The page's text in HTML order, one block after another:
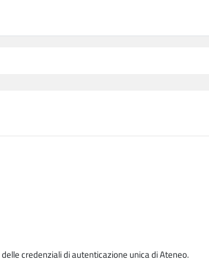
credenziali di autenticazione unica di Ateneo.